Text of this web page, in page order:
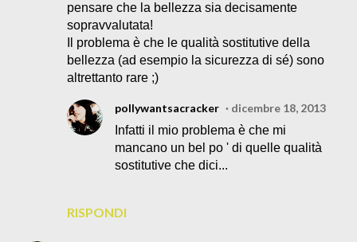
pensare che la bellezza sia decisamente
sopravvalutata!
Il problema è che le qualità sostitutive della
bellezza (ad esempio la sicurezza di sé) sono
altrettanto rare ;)
RISPONDI
pollywantsacracker
dicembre 18, 2013
Infatti il mio problema è che mi
mancano un bel po ' di quelle qualità
sostitutive che dici...